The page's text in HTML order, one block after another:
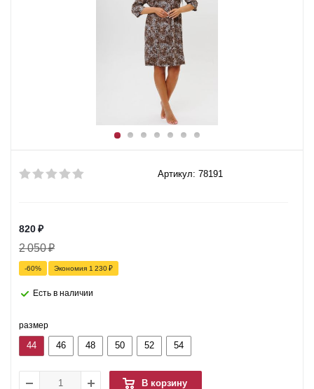
Артикул: 78191
820₽
2 050₽
-60% Экономия 1 230₽
Есть в наличии
размер
44 46 48 50 52 54
В корзину